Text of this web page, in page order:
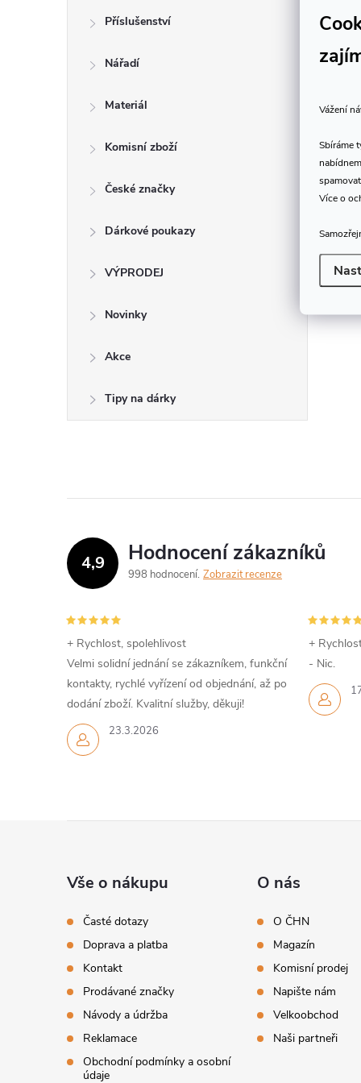
Vážení
Sbíráme
Více o
Příslušenství
Nářadí
Materiál
Komisní zboží
České značky
Dárkové poukazy
VÝPRODEJ
Novinky
Akce
Tipy na dárky
4,9 Hodnocení zákazníků
998 hodnocení Zobrazit recenze
23.3.2026
+ Rychlost, spolehlivost
Velmi solidní jednání se zákazníkem, funkční
kontakty, rychlé vyřízení od objednání, až po
dodání zboží. Kvalitní služby, děkuji!
+
- Nic.
Vše o nákupu
Časté dotazy
Doprava a platba
Kontakt
Prodávané značky
Návody a údržba
Reklamace
Obchodní podmínky a osobní
údaje
O nás
O ČHN
Magazín
Komisní prodej
Napište nám
Velkoobchod
Naši partneři